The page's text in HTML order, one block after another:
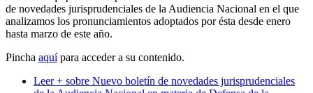
de novedades jurisprudenciales de la Audiencia Nacional en el que
analizamos los pronunciamientos adoptados por ésta desde enero
hasta marzo de este año.
Pincha aquípara acceder a su contenido.
Leer + sobre Nuevo boletín de novedades jurisprudenciales